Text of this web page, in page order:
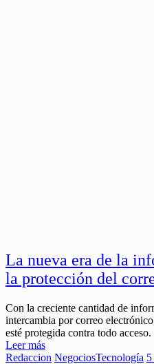
La nueva era de la
la protección del
Con la creciente cantidad de
intercambia por correo
esté protegida contra todo acceso.
Leer más
Redaccion NegociosTecnología